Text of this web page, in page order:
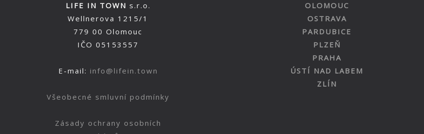
LIFE IN TOWN s.r.o.
Wellnerova 1215/1
779 00 Olomouc
IČO 05153557
E-mail: info@lifein.town
Všeobecné smluvní podmínky
Zásady ochrany osobních
OLOMOUC
OSTRAVA
PARDUBICE
PLZEŇ
PRAHA
ÚSTÍ NAD LABEM
ZLÍN